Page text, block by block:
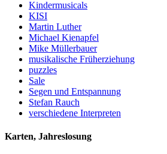
Kindermusicals
KISI
Martin Luther
Michael Kienapfel
Mike Müllerbauer
musikalische Früherziehung
puzzles
Sale
Segen und Entspannung
Stefan Rauch
verschiedene Interpreten
Karten, Jahreslosung